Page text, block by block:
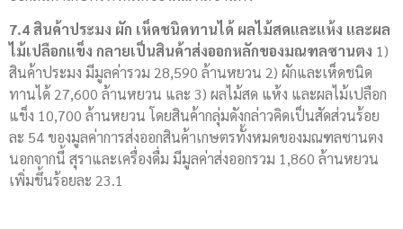
7.4 สินค้าประมง ผัก เห็ดชนิดทานได้ ผลไม้สดและแห้ง และผล
ไม้เปลือกแข็ง กลายเป็นสินค้าส่งออกหลักของมณฑลซานตง 1)
สินค้าประมง มีมูลค่ารวม 28,590 ล้านหยวน 2) ผักและเห็ดชนิด
ทานได้ 27,600 ล้านหยวน และ 3) ผลไม้สด แห้ง และผลไม้เปลือก
แข็ง 10,700 ล้านหยวน โดยสินค้ากลุ่มดังกล่าวคิดเป็นสัดส่วนร้อย
ละ 54 ของมูลค่าการส่งออกสินค้าเกษตรทั้งหมดของมณฑลซานตง
นอกจากนี้ สุราและเครื่องดื่ม มีมูลค่าส่งออกรวม 1,860 ล้านหยวน
เพิ่มขึ้นร้อยละ 23.1